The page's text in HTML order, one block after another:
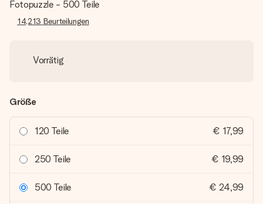
Fotopuzzle - 500 Teile
14,213 Beurteilungen
Vorrätig
Größe
120 Teile € 17,99
250 Teile € 19,99
500 Teile € 24,99